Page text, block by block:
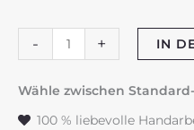
-
Taufkerze
"Blütenkranz"
rosa
+ IN
Wähle zwischen Standard-
100 % liebevolle